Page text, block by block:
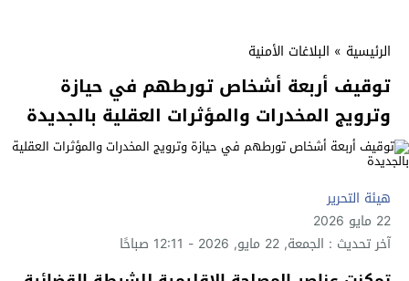
الرئيسية » البلاغات الأمنية
توقيف أربعة أشخاص تورطهم في حيازة
وترويج المخدرات والمؤثرات العقلية بالجديدة
هيئة التحرير
22 مايو 2026
آخر تحديث : الجمعة, 22 مايو, 2026 - 12:11 صباحًا